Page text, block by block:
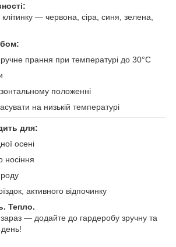
клітинку — червона, сіра, синя, зелена,
прання при температурі до 30°C
положенні
на низькій температурі
для:
осені
носіння
активного відпочинку
Тепло.
— додайте до гардеробу зручну та